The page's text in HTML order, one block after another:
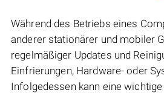
Während des Betriebs eines
anderer stationärer und mobiler
regelmäßiger Updates und
Einfrierungen, Hardware- oder
Infolgedessen kann eine wichtige